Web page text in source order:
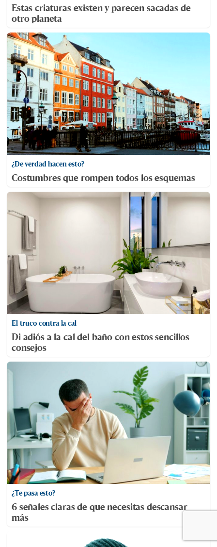
Estas criaturas existen y parecen sacadas de
otro planeta
¿De verdad hacen esto?
Costumbres que rompen todos los esquemas
El truco contra la cal
Di adiós a la cal del baño con estos sencillos
consejos
¿Te pasa esto?
6 señales claras de que necesitas descansar
más